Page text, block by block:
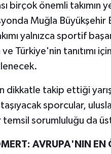
birçok önemli takımın
Muğla Büyükşehir
yalnızca sportif
ve Türkiye'nin tanıtımı
dikkatle takip ettiği
taşıyacak sporcular,
temsil sorumluluğu da
AVRUPA'NIN EN